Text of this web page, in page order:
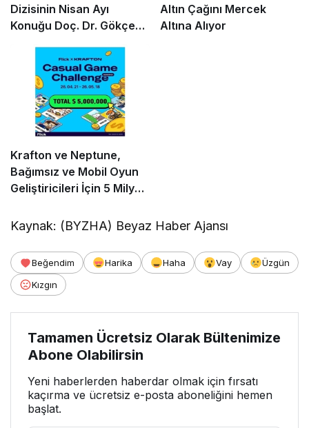
Dizisinin Nisan Ayı
Konuğu Doç. Dr. Gökçe
Altın Çağını Mercek
Altına Alıyor
Krafton ve Neptune,
Bağımsız ve Mobil Oyun
Geliştiricileri İçin 5 Milyon
Yarışmasını Başlattı
Kaynak: (BYZHA) Beyaz Haber Ajansı
Beğendim Harika Haha Vay
Üzgün
Kızgın
Tamamen Ücretsiz Olarak Bültenimize
Abone Olabilirsin
Yeni haberlerden haberdar olmak için fırsatı
kaçırma ve ücretsiz e-posta aboneliğini hemen
başlat.